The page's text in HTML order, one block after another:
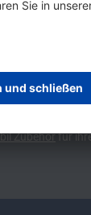
Ausfahrt
oder
Zubehörfür